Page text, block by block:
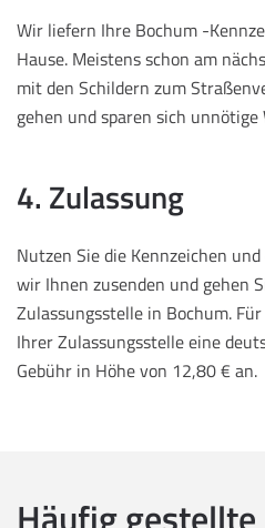
Wir liefern Ihre Bochum -
Hause. Meistens schon am
mit den Schildern zum
gehen und sparen sich
4. Zulassung
Nutzen Sie die Kennzeichen
wir Ihnen zusenden und gehen
Zulassungsstelle in Bochum.
Ihrer Zulassungsstelle eine
Gebühr in Höhe von 12,80 € an.